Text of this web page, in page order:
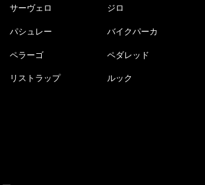
サーヴェロ ジロ
パシュレー バイクパーカ
ペラーゴ ペダレッド
リストラップ ルック